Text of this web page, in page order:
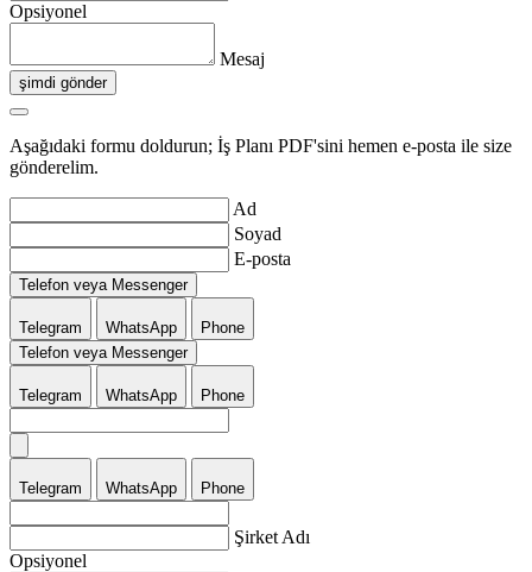
Opsiyonel
Mesaj
şimdi gönder
Aşağıdaki formu doldurun; İş Planı PDF'sini hemen e-posta ile size
gönderelim.
Ad
Soyad
E-posta
Telefon veya Messenger
Telegram WhatsApp
Phone
Telefon veya Messenger
Telegram WhatsApp Phone
Telegram WhatsApp Phone
Şirket Adı
Opsiyonel